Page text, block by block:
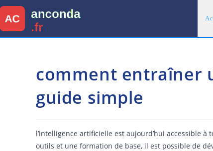
Skip
to
content
comment entraîner
guide simple
l’intelligence artificielle est aujourd’hui accessible à
outils et une formation de base, il est possible de